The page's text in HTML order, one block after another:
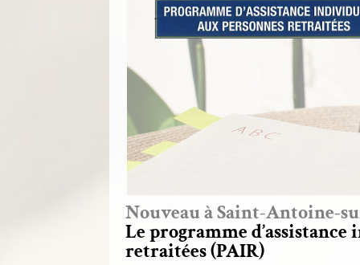
Nouveau à Saint-Antoine-
Le programme
retraitées (PAIR)